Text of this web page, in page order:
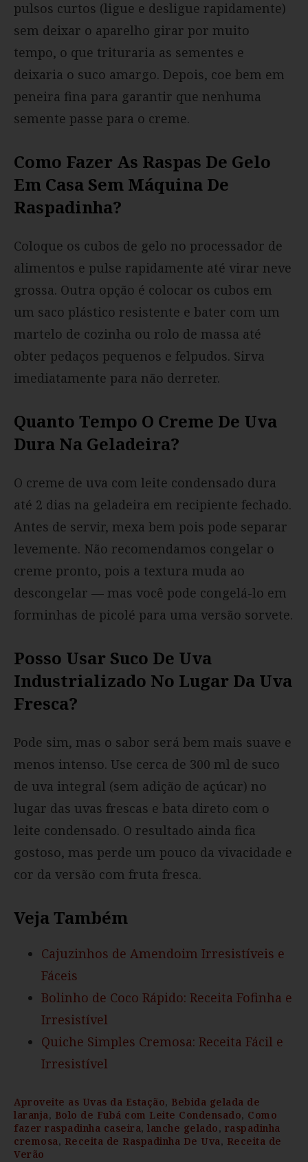
pulsos curtos (ligue e desligue rapidamente)
sem deixar o aparelho girar por muito
tempo, o que trituraria as sementes e
deixaria o suco amargo. Depois, coe bem em
peneira fina para garantir que nenhuma
semente passe para o creme.
Como Fazer As Raspas De Gelo
Em Casa Sem Máquina De
Raspadinha?
Coloque os cubos de gelo no processador de
alimentos e pulse rapidamente até virar neve
grossa. Outra opção é colocar os cubos em
um saco plástico resistente e bater com um
martelo de cozinha ou rolo de massa até
obter pedaços pequenos e felpudos. Sirva
imediatamente para não derreter.
Quanto Tempo O Creme De Uva
Dura Na Geladeira?
O creme de uva com leite condensado dura
até 2 dias na geladeira em recipiente fechado.
Antes de servir, mexa bem pois pode separar
levemente. Não recomendamos congelar o
creme pronto, pois a textura muda ao
descongelar — mas você pode congelá-lo em
forminhas de picolé para uma versão sorvete.
Posso Usar Suco De Uva
Industrializado No Lugar Da Uva
Fresca?
Pode sim, mas o sabor será bem mais suave e
menos intenso. Use cerca de 300 ml de suco
de uva integral (sem adição de açúcar) no
lugar das uvas frescas e bata direto com o
leite condensado. O resultado ainda fica
gostoso, mas perde um pouco da vivacidade e
cor da versão com fruta fresca.
Veja Também
Cajuzinhos de Amendoim Irresistíveis e
Fáceis
Bolinho de Coco Rápido: Receita Fofinha e
Irresistível
Quiche Simples Cremosa: Receita Fácil e
Irresistível
Aproveite as Uvas da Estação, Bebida gelada de
laranja, Bolo de Fubá com Leite Condensado, Como
fazer raspadinha caseira, lanche gelado, raspadinha
cremosa, Receita de Raspadinha De Uva, Receita de
Verão